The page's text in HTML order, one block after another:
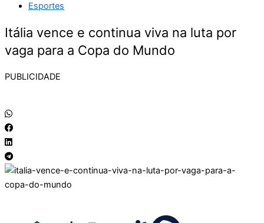
Esportes
Itália vence e continua viva na luta por
vaga para a Copa do Mundo
PUBLICIDADE